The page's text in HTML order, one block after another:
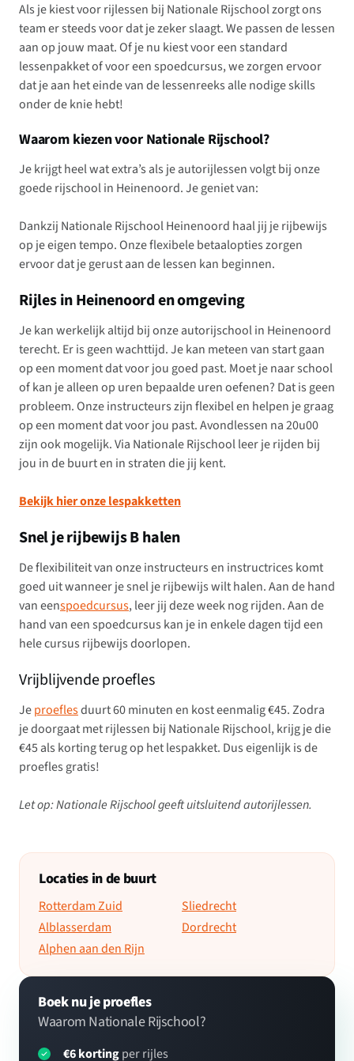
Als je kiest voor rijlessen bij Nationale Rijschool zorgt ons
team er steeds voor dat je zeker slaagt. We passen de lessen
aan op jouw maat. Of je nu kiest voor een standard
lessenpakket of voor een spoedcursus, we zorgen ervoor
dat je aan het einde van de lessenreeks alle nodige skills
onder de knie hebt!
Waarom kiezen voor Nationale Rijschool?
Je krijgt heel wat extra’s als je autorijlessen volgt bij onze
goede rijschool in Heinenoord. Je geniet van:
Dankzij Nationale Rijschool Heinenoord haal jij je rijbewijs
op je eigen tempo. Onze flexibele betaalopties zorgen
ervoor dat je gerust aan de lessen kan beginnen.
Rijles in Heinenoord en omgeving
Je kan werkelijk altijd bij onze autorijschool in Heinenoord
terecht. Er is geen wachttijd. Je kan meteen van start gaan
op een moment dat voor jou goed past. Moet je naar school
of kan je alleen op uren bepaalde uren oefenen? Dat is geen
probleem. Onze instructeurs zijn flexibel en helpen je graag
op een moment dat voor jou past. Avondlessen na 20u00
zijn ook mogelijk. Via Nationale Rijschool leer je rijden bij
jou in de buurt en in straten die jij kent.
Bekijk hier onze lespakketten
Snel je rijbewijs B halen
De flexibiliteit van onze instructeurs en instructrices komt
goed uit wanneer je snel je rijbewijs wilt halen. Aan de hand
van eenspoedcursus, leer jij deze week nog rijden. Aan de
hand van een spoedcursus kan je in enkele dagen tijd een
hele cursus rijbewijs doorlopen.
Vrijblijvende proefles
Jeproeflesduurt 60 minuten en kost eenmalig €45. Zodra
je doorgaat met rijlessen bij Nationale Rijschool, krijg je die
€45 als korting terug op het lespakket. Dus eigenlijk is de
proefles gratis!
Let op: Nationale Rijschool geeft uitsluitend autorijlessen.
Locaties in de buurt
Rotterdam Zuid
Alblasserdam
Alphen aan den Rijn
Sliedrecht
Dordrecht
Boek nu je proefles
Waarom Nationale Rijschool?
€6 kortingper rijles